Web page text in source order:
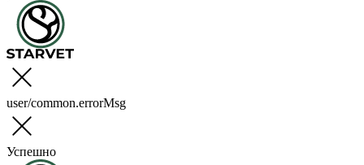
user/common.errorMsg
Успешно